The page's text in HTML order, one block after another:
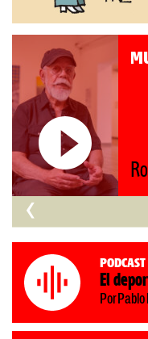
‹
Podcast
El
Por